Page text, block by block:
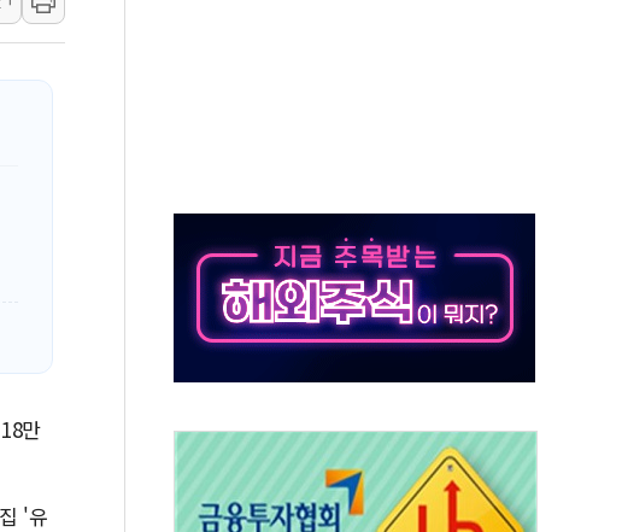
'DGC' 임시 주총 기대감에 홀로 상한가…마진 잔액은 사상 최고
장 레버리지 위험수위…숨은 차입이 더 큰 변수"
명 중상…대응 1단계 진압 중
롬비아에 새 안보 위기… 반군·마약카르텔이 습득해 전투 활용
린 아닌 무해한 표면 부식 물질"
2시간30여분만에 진화...외국인 노동자 숨져
만
'유